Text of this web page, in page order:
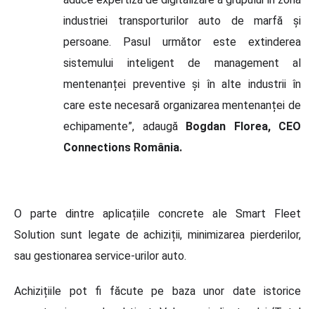
industriei transporturilor auto de marfă și
persoane. Pasul următor este extinderea
sistemului inteligent de management al
mentenanței preventive și în alte industrii în
care este necesară organizarea mentenanței de
echipamente”, adaugă Bogdan Florea, CEO
Connections România.
O parte dintre aplicațiile concrete ale Smart Fleet
Solution sunt legate de achiziții, minimizarea pierderilor,
sau gestionarea service-urilor auto.
Achizițiile pot fi făcute pe baza unor date istorice